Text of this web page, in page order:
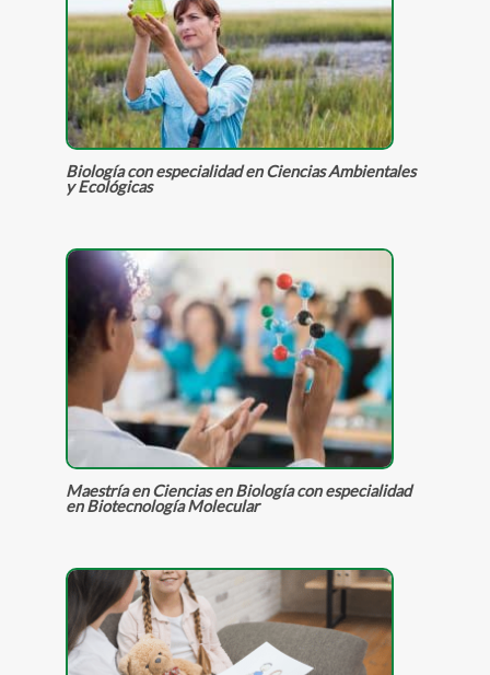
Biología con especialidad en Ciencias Ambientales
y Ecológicas
Maestría en Ciencias en Biología con especialidad
en Biotecnología Molecular